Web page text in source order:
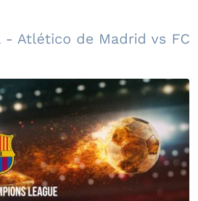
- Atlético de Madrid vs FC